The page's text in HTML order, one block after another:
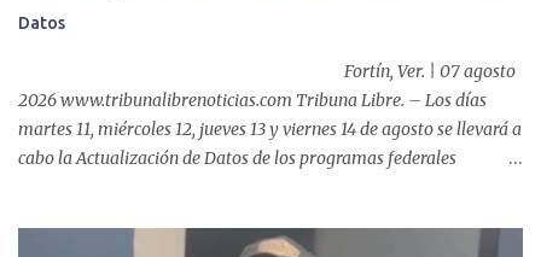
Datos
Fortín, Ver. | 07 agosto
2026 www.tribunalibrenoticias.com Tribuna Libre. – Los días
martes 11, miércoles 12, jueves 13 y viernes 14 de agosto se llevará a
cabo la Actualización de Datos de los programas federales
Alfonso Efraín Marín Delfín, informa a las y los productores del